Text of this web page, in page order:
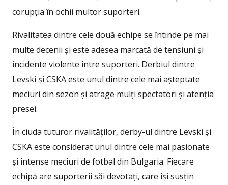
corupția în ochii multor suporteri.
Rivalitatea dintre cele două echipe se întinde pe mai
multe decenii și este adesea marcată de tensiuni și
incidente violente între suporteri. Derbiul dintre
Levski și CSKA este unul dintre cele mai așteptate
meciuri din sezon și atrage mulți spectatori și atenția
presei.
În ciuda tuturor rivalităților, derby-ul dintre Levski și
CSKA este considerat unul dintre cele mai pasionate
și intense meciuri de fotbal din Bulgaria. Fiecare
echipă are suporterii săi devotați, care își susțin